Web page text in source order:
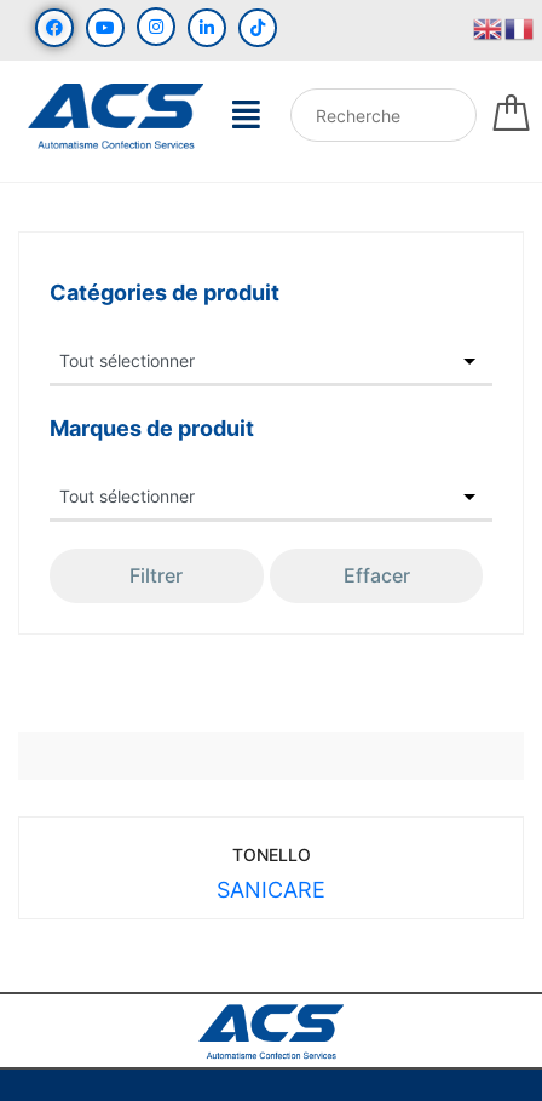
TONELLO
SANICARE
Catégories de produit
Marques de produit
Filtrer Effacer